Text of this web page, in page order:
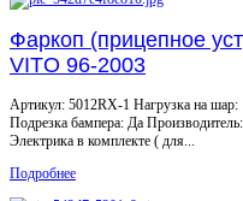
Фаркоп (прицепное
VITO 96-2003
Артикул: 5012RX-1 Нагрузка на
Подрезка бампера: Да
Электрика в комплекте ( для...
Подробнее